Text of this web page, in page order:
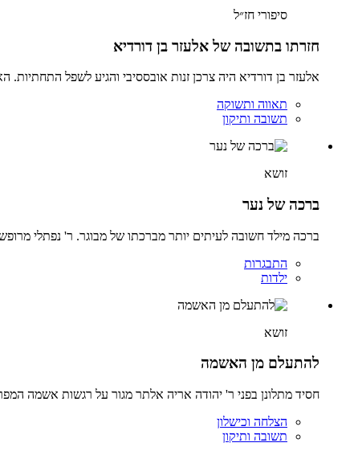
סיפורי חז״ל
חזרתו בתשובה של אלעזר בן דורדיא
אלעזר בן דורדיא היה צרכן זנות אובססיבי והגיע לשפל
תאווה ותשוקה
תשובה ותיקון
זושא
ברכה של נער
ברכה מילד חשובה לעיתים יותר מברכתו של מבוגר. ר' נפתלי
התבגרות
ילדות
זושא
להתעלם מן האשמה
חסיד מתלונן בפני ר' יהודה אריה אלתר מגור על רגשות אשמה
הצלחה וכישלון
תשובה ותיקון